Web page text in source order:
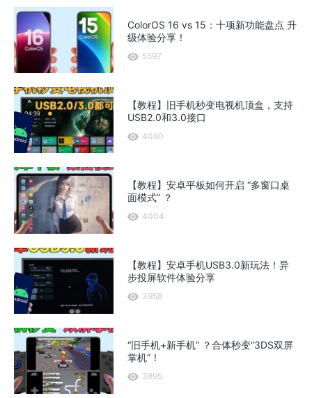
ColorOS 16 vs 15：十项新功能盘点 升
级体验分享！
5597
【教程】旧手机秒变电视机顶盒，支持
USB2.0和3.0接口
4080
【教程】安卓平板如何开启 “多窗口桌
面模式” ？
4004
【教程】安卓手机USB3.0新玩法！异
步投屏软件体验分享
3958
“旧手机+新手机” ？合体秒变“3DS双屏
掌机”！
3895